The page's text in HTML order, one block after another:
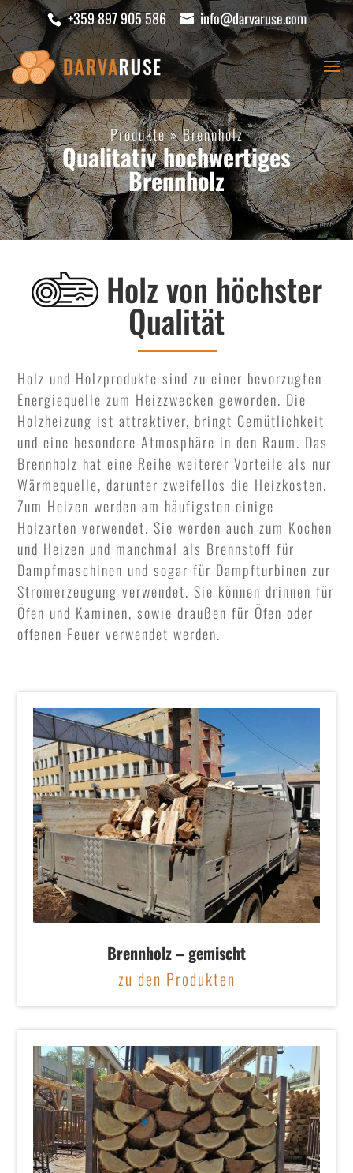
+359 897 905 586 info@darvaruse.com
Produkte»Brennholz
Qualitativ hochwertiges
Brennholz
Holz von höchster
Qualität
Holz und Holzprodukte sind zu einer bevorzugten
Energiequelle zum Heizzwecken geworden. Die
Holzheizung ist attraktiver, bringt Gemütlichkeit
und eine besondere Atmosphäre in den Raum. Das
Brennholz hat eine Reihe weiterer Vorteile als nur
Wärmequelle, darunter zweifellos die Heizkosten.
Zum Heizen werden am häufigsten einige
Holzarten verwendet. Sie werden auch zum Kochen
und Heizen und manchmal als Brennstoff für
Dampfmaschinen und sogar für Dampfturbinen zur
Stromerzeugung verwendet. Sie können drinnen für
Öfen und Kaminen, sowie draußen für Öfen oder
offenen Feuer verwendet werden.
Brennholz – gemischt
zu den Produkten